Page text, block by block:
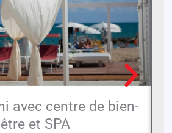
avec centre de bien-
être et SPA